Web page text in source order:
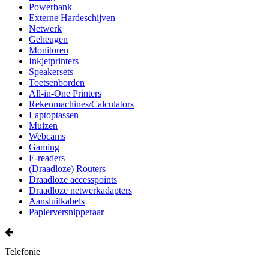
Powerbank
Externe Hardeschijven
Netwerk
Geheugen
Monitoren
Inkjetprinters
Speakersets
Toetsenborden
All-in-One Printers
Rekenmachines/Calculators
Laptoptassen
Muizen
Webcams
Gaming
E-readers
(Draadloze) Routers
Draadloze accesspoints
Draadloze netwerkadapters
Aansluitkabels
Papierversnipperaar
Telefonie